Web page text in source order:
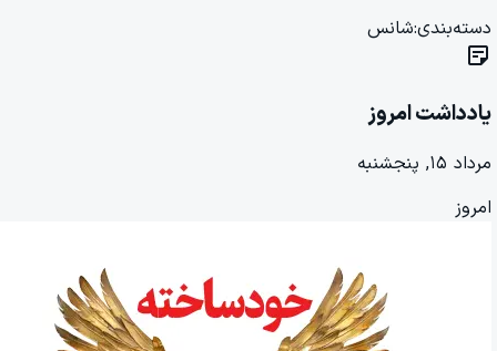
دسته‌بندی:شانس
sticky_note_2
یادداشت امروز
مرداد ۱۵, پنجشنبه
امروز